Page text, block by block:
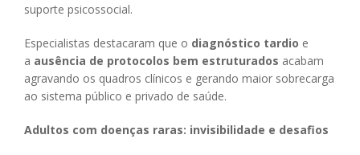
suporte psicossocial.
Especialistas destacaram que o diagnóstico tardio e
a ausência de protocolos bem estruturados acabam
agravando os quadros clínicos e gerando maior sobrecarga
ao sistema público e privado de saúde.
Adultos com doenças raras: invisibilidade e desafios